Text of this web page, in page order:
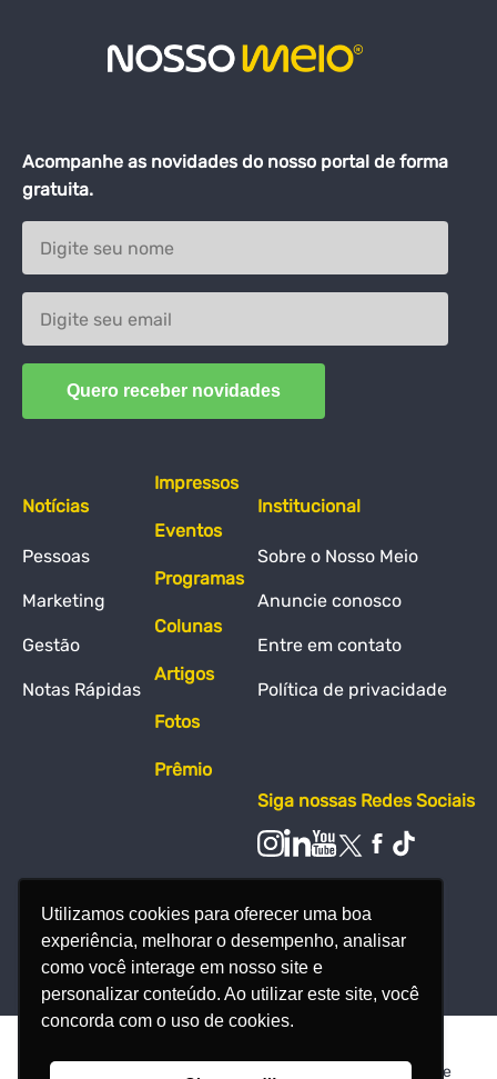
Utilizamos cookies para oferecer uma boa
experiência, melhorar o desempenho, analisar
como você interage em nosso site e
personalizar conteúdo. Ao utilizar este site, você
concorda com o uso de cookies.
Acompanhe as novidades do nosso portal de forma
gratuita.
Notícias
Pessoas
Marketing
Gestão
Notas Rápidas
Impressos
Eventos
Programas
Colunas
Artigos
Fotos
Prêmio
Institucional
Sobre o Nosso Meio
Anuncie conosco
Entre em contato
Política de privacidade
Siga nossas Redes Sociais
© Todos os direitos reservados - Nosso Meio Produção de